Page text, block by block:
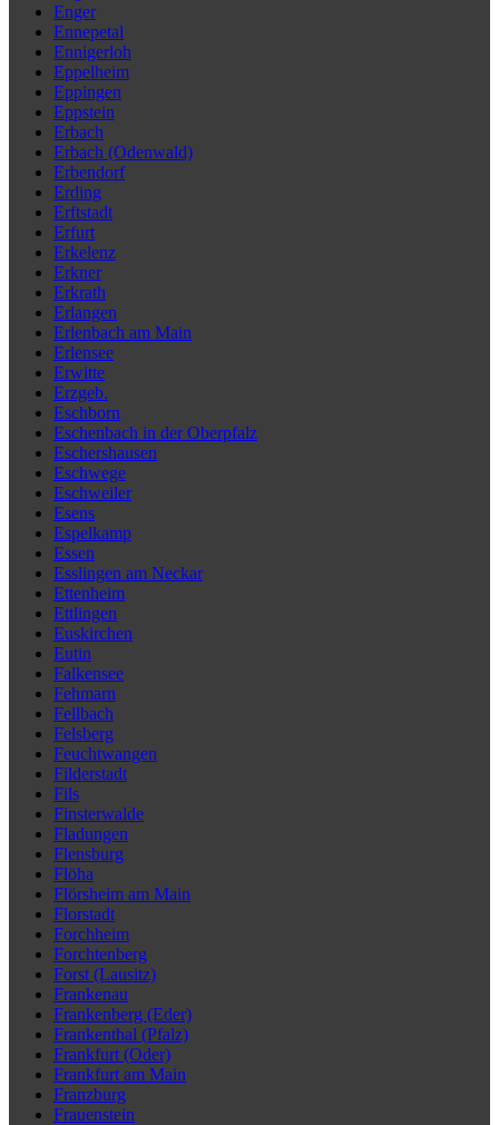
Enger
Ennepetal
Ennigerloh
Eppelheim
Eppingen
Eppstein
Erbach
Erbach (Odenwald)
Erbendorf
Erding
Erftstadt
Erfurt
Erkelenz
Erkner
Erkrath
Erlangen
Erlenbach am Main
Erlensee
Erwitte
Erzgeb.
Eschborn
Eschenbach in der Oberpfalz
Eschershausen
Eschwege
Eschweiler
Esens
Espelkamp
Essen
Esslingen am Neckar
Ettenheim
Ettlingen
Euskirchen
Eutin
Falkensee
Fehmarn
Fellbach
Felsberg
Feuchtwangen
Filderstadt
Fils
Finsterwalde
Fladungen
Flensburg
Flöha
Flörsheim am Main
Florstadt
Forchheim
Forchtenberg
Forst (Lausitz)
Frankenau
Frankenberg (Eder)
Frankenthal (Pfalz)
Frankfurt (Oder)
Frankfurt am Main
Franzburg
Frauenstein